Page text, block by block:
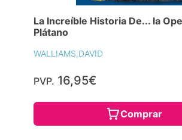
La Increíble Historia De... la
Plátano
WALLIAMS,DAVID
PVP. 16,95€
Comprar